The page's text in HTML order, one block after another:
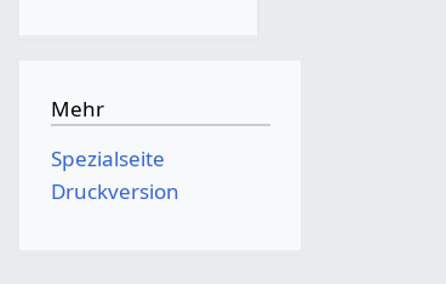
Mehr
Spezialseite
Druckversion